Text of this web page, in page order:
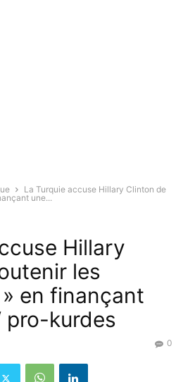
La Turquie accuse Hillary Clinton de
une...
Hillary
les
en finançant
pro-kurdes
0